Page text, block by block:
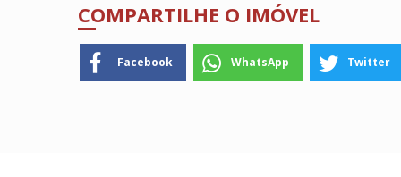
COMPARTILHE O IMÓVEL
Facebook WhatsApp Twitter